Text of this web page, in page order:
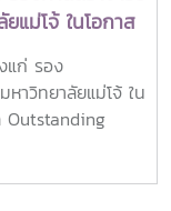
แม่โจ้ ในโอกาส
แก่ รอง
าวิทยาลัยแม่โจ้ ใน
Outstanding
ตศึกษาและการ